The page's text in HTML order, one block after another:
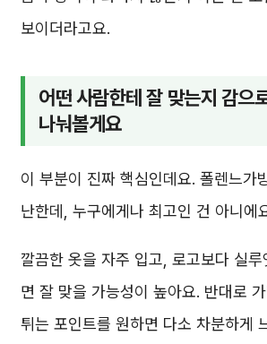
보이더라고요.
어떤 사람한테 잘 맞는지 감으
나눠볼게요
이 부분이 진짜 핵심인데요. 폴렌느가
난한데, 누구에게나 최고인 건 아니에
깔끔한 옷을 자주 입고, 로고보다 실
면 잘 맞을 가능성이 높아요. 반대로
튀는 포인트를 원하면 다소 차분하게